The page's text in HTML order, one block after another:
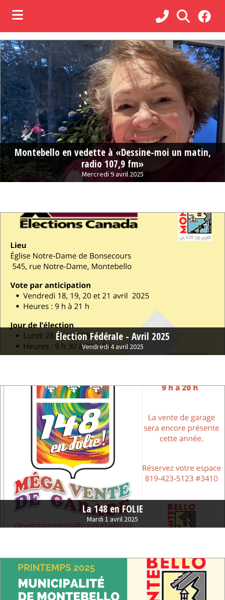
(Municipalité )
(Administration )
(Services )
(Loisirs, culture et vie communautaire )
(Commerces et tourisme )
Montebello en vedette à «Dessine-moi un matin,
radio 107,9 fm»
Mercredi 9 avril 2025
Élection Fédérale - Avril 2025
Vendredi 4 avril 2025
La 148 en FOLIE
Mardi 1 avril 2025